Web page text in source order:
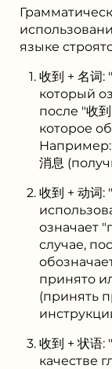
языке
收到 + 名词:
который
после "收
которое
Например:
消息
收到 + 动词
означает
случае,
принято
(принять
收到 + 状语
качестве